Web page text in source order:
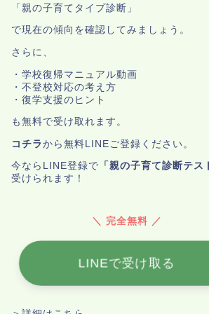
「親の子育てタイプ診断」
で現在の傾向を確認してみましょう。
さらに、
・学校復帰マニュアル動画
・不登校対応の考え方
・復学支援のヒント
も無料で受け取れます。
コチラ から無料LINEご登録ください。
今ならLINE登録で 「親の子育て診断テス
受けられます！
＼ 完全無料 ／
LINEで受け取る